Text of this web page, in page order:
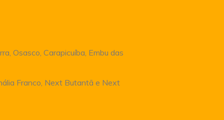
Osasco, Carapicuíba, Embu das
Franco, Next Butantã e Next